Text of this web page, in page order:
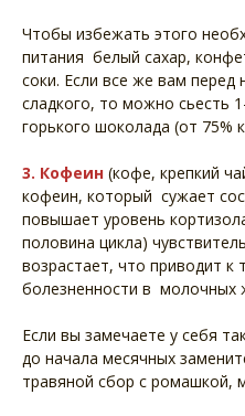
Чтобы избежать этого
питания белый сахар,
соки. Если все же вам перед
сладкого, то можно сьесть
горького шоколада (от 75%
3. Кофеин (кофе, крепкий
кофеин, который сужает
повышает уровень
половина цикла)
возрастает, что приводит к
болезненности в молочных
Если вы замечаете у себя
до начала месячных
травяной сбор с ромашкой,